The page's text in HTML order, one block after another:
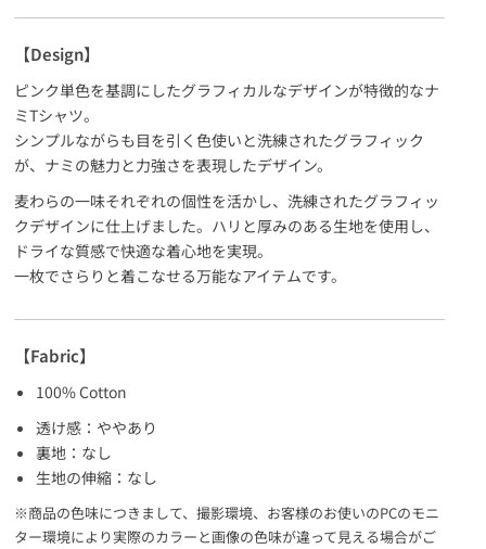
【Design】
ピンク単色を基調にしたグラフィカルなデザインが特徴的なナ
ミTシャツ。
シンプルながらも目を引く色使いと洗練されたグラフィック
が、ナミの魅力と力強さを表現したデザイン。
麦わらの一味それぞれの個性を活かし、洗練されたグラフィッ
クデザインに仕上げました。ハリと厚みのある生地を使用し、
ドライな質感で快適な着心地を実現。
一枚でさらりと着こなせる万能なアイテムです。
【Fabric】
100% Cotton
透け感：ややあり
裏地：なし
生地の伸縮：なし
※商品の色味につきまして、撮影環境、お客様のお使いのPCのモニ
ター環境により実際のカラーと画像の色味が違って見える場合がご